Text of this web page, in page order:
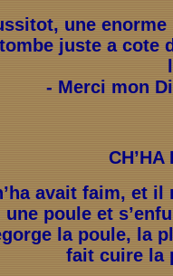
une
juste a cote
- Merci mon
CH’HA
avait faim, et il
une poule et
la poule, la
fait cuire la